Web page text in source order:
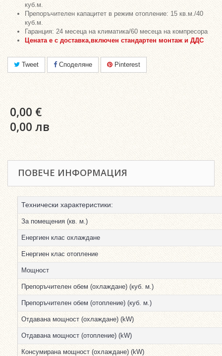
куб.м.
Препоръчителен капацитет в режим отопление: 15 кв.м./40
куб.м.
Гаранция: 24 месеца на климатика/60 месеца на компресора
Цената е с доставка,включен стандартен монтаж и ДДС
Tweet Споделяне Pinterest
0,00 €
0,00 лв
ПОВЕЧЕ ИНФОРМАЦИЯ
Технически характеристики:
За помещения (кв. м.)
Енергиен клас охлаждане
Енергиен клас отопление
Мощност
Препоръчителен обем (охлаждане) (куб. м.)
Препоръчителен обем (отопление) (куб. м.)
Отдавана мощност (охлаждане) (kW)
Отдавана мощност (отопление) (kW)
Консумирана мощност (охлаждане) (kW)